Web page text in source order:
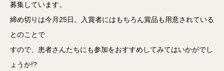
募集しています。
締め切りは今月25日。入賞者にはもちろん賞品も用意されている
とのことで
すので、患者さんたちにも参加をおすすめしてみてはいかがでし
ょうか!?